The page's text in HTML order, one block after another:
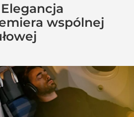
wspólnej